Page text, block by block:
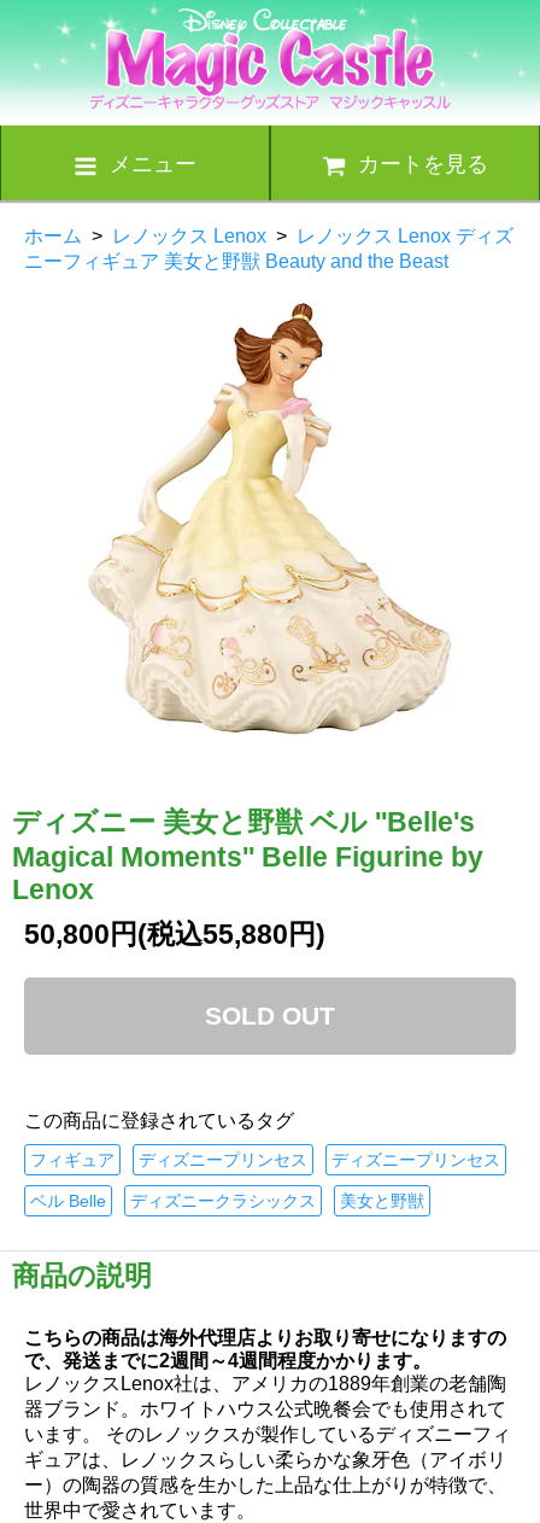
メニュー カートを見る
ホーム > レノックス Lenox > レノックス Lenox ディズ
ニーフィギュア 美女と野獣 Beauty and the Beast
ディズニー 美女と野獣 ベル ''Belle's
Magical Moments'' Belle Figurine by
Lenox
50,800円(税込55,880円)
SOLD OUT
この商品に登録されているタグ
フィギュア ディズニープリンセス ディズニープリンセス
ベル Belle ディズニークラシックス 美女と野獣
商品の説明
こちらの商品は海外代理店よりお取り寄せになりますの
で、発送までに2週間～4週間程度かかります。
レノックスLenox社は、アメリカの1889年創業の老舗陶
器ブランド。ホワイトハウス公式晩餐会でも使用されて
います。 そのレノックスが製作しているディズニーフィ
ギュアは、レノックスらしい柔らかな象牙色（アイボリ
ー）の陶器の質感を生かした上品な仕上がりが特徴で、
世界中で愛されています。